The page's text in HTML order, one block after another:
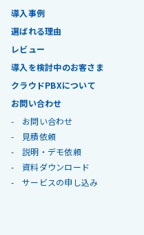
導入事例
選ばれる理由
レビュー
導入を検討中のお客さま
クラウドPBXについて
お問い合わせ
お問い合わせ
見積依頼
説明・デモ依頼
資料ダウンロード
サービスの申し込み